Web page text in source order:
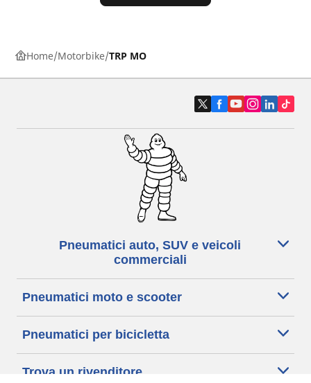
Home Motorbike TRP MO
Pneumatici auto, SUV e veicoli
commerciali
Pneumatici moto e scooter
Pneumatici per bicicletta
Trova un rivenditore